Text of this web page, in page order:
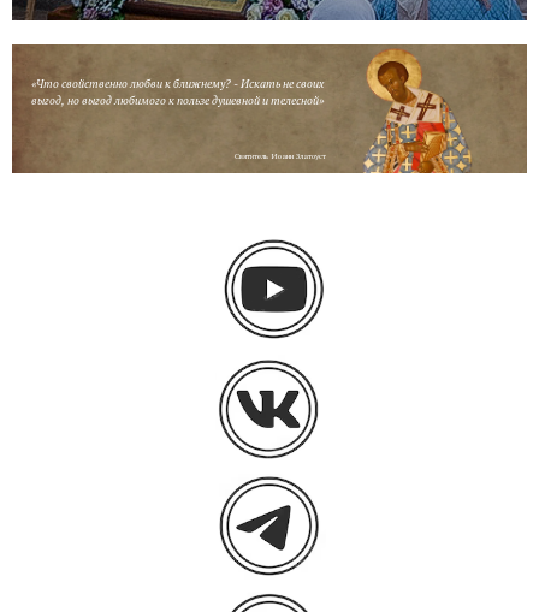
Святитель Иоанн Златоуст
«Что свойственно любви к ближнему? - Искать не своих
выгод, но выгод любимого к пользе душевной и телесной»